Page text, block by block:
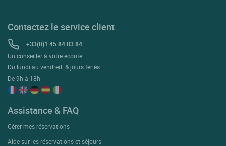
Contactez le service client
+33(0)1 45 84 83 84
Un conseiller à votre écoute
Du lundi au vendredi & jours fériés :
De 9h à 18h
Assistance & FAQ
Gérer mes réservations
Aide sur les réservations et séjours